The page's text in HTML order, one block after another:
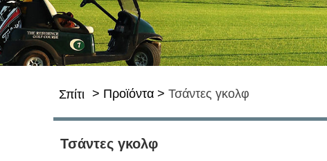
Σπίτι > Προϊόντα > Τσάντες γκολφ
Τσάντες γκολφ